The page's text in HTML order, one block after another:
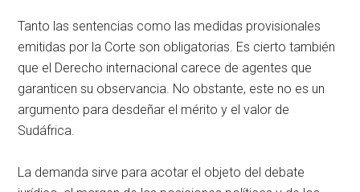
Tanto las sentencias como las medidas provisionales
emitidas por la Corte son obligatorias. Es cierto también
que el Derecho internacional carece de agentes que
garanticen su observancia. No obstante, este no es un
argumento para desdeñar el mérito y el valor de
Sudáfrica.
La demanda sirve para acotar el objeto del debate